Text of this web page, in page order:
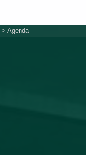
>Agenda